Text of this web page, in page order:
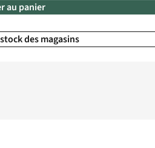
au panier
des magasins